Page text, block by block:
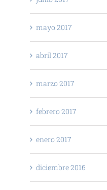
mayo 2017
abril 2017
marzo 2017
febrero 2017
enero 2017
diciembre 2016